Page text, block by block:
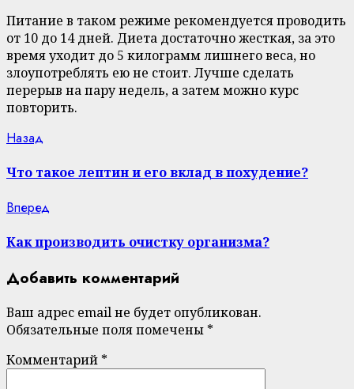
Питание в таком режиме рекомендуется проводить
от 10 до 14 дней. Диета достаточно жесткая, за это
время уходит до 5 килограмм лишнего веса, но
злоупотреблять ею не стоит. Лучше сделать
перерыв на пару недель, а затем можно курс
повторить.
Continue
Reading
Назад
Что такое лептин и его вклад в похудение?
Вперед
Как производить очистку организма?
Добавить комментарий
Ваш адрес email не будет опубликован.
Обязательные поля помечены *
Комментарий *